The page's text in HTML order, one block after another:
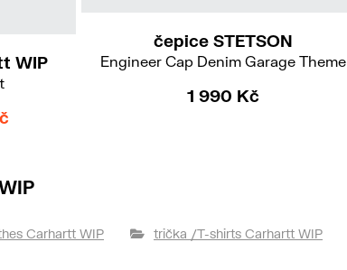
WIP
čepice STETSON
Engineer Cap Denim Garage Theme
1 990 Kč
Carhartt WIP trička /T-shirts Carhartt WIP